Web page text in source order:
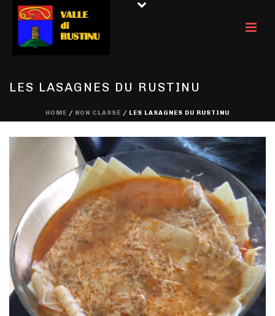
LES LASAGNES DU RUSTINU
HOME / NON CLASSÉ / LES LASAGNES DU RUSTINU